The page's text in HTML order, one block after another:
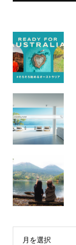
月を選択